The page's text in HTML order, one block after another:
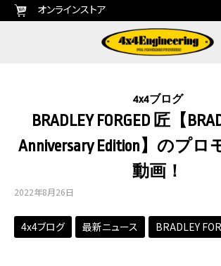
オンラインストア
4x4ブログ
BRADLEY FORGED 匠【
Anniversary Edition】のプ
動画！
2022年8月26日
4x4ブログ 最新ニュース BRADLEY